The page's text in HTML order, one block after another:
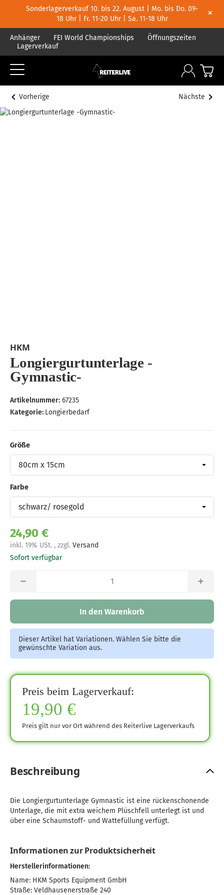
Sonderlagerverkauf 10. bis 22. August | Mo. bis Do. 09-
18 Uhr | Fr. 11-20 Uhr | Sa. 11-18 Uhr
×
Anhänger FEI World Championships
Öffnungszeiten
Lagerverkauf
Vorherige Nächste
HKM
Longiergurtunterlage -
Gymnastic-
Artikelnummer: 67235
Kategorie: Longierbedarf
Größe
Größe
Farbe
Farbe
24,90 €
inkl. 19% USt. , zzgl. Versand
Sofort verfügbar
In den Warenkorb
Dieser Artikel hat Variationen. Wählen Sie bitte die
gewünschte Variation aus.
Preis beim Lagerverkauf:
19,90 €
Preis gilt nur vor Ort während des Reiterlive Lagerverkaufs
Beschreibung
Die Longiergurtunterlage Gymnastic ist eine rückenschonende
Unterlage, die mit extra weichem Plüschfell unterlegt ist und
über eine Schaumstoff- und Wattefüllung verfügt.
Informationen zur Produktsicherheit
Herstellerinformationen:
Name: HKM Sports Equipment GmbH
Straße: Veldhausenerstraße 240